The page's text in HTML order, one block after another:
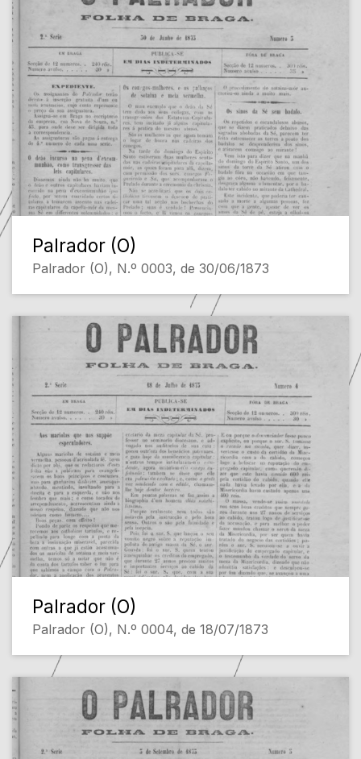
Palrador (O)
Palrador (O), N.º 0003, de 30/06/1873
Palrador (O)
Palrador (O), N.º 0004, de 18/07/1873